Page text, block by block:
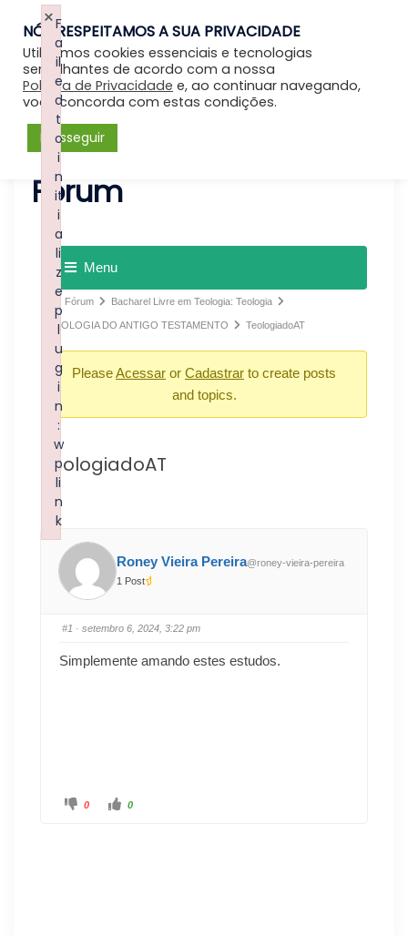
Entrar
Forum
Menu
Fórum Bacharel Livre em Teologia: Teologia
TEOLOGIA DO ANTIGO TESTAMENTO TeologiadoAT
PleaseAcessar or Cadastrar to create posts
and topics.
TeologiadoAT
Roney Vieira Pereira@roney-vieira-pereira
1 Post
#1 · setembro 6, 2024, 3:22 pm
Simplemente amando estes estudos.
0 0
NÓS RESPEITAMOS A SUA PRIVACIDADE
Utilizamos cookies essenciais e tecnologias
semelhantes de acordo com a nossa
Política de Privacidade e, ao continuar navegando,
você concorda com estas condições.
Prosseguir
F
a
il
e
d
t
o
i
n
it
i
a
li
z
e
p
l
u
g
i
n
:
w
p
li
n
k
×
Failed to initialize plugin: wplink